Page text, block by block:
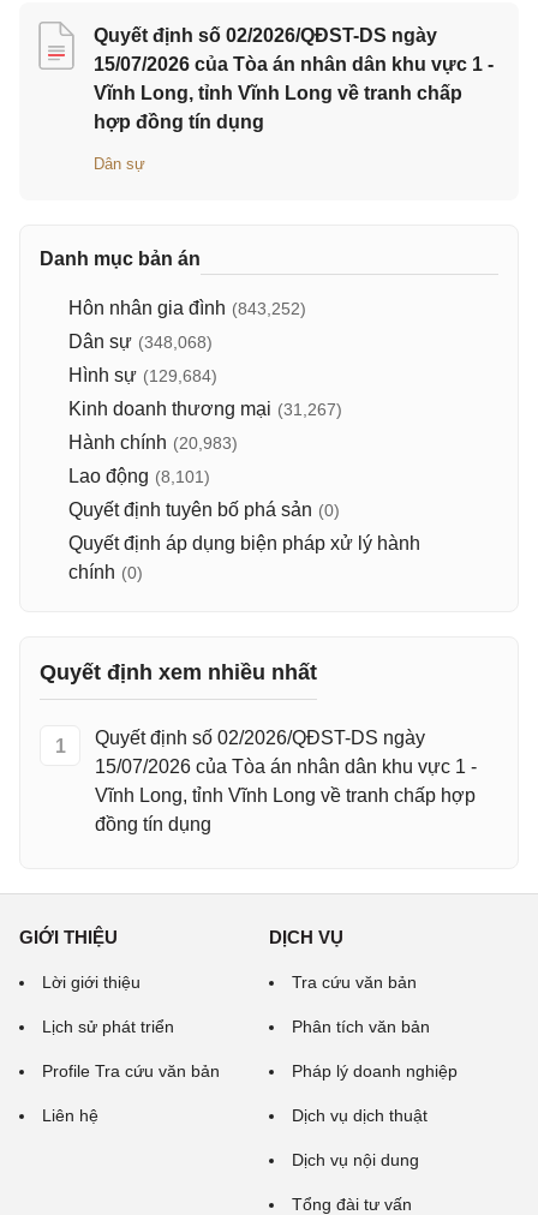
Quyết định số 02/2026/QĐST-DS ngày
15/07/2026 của Tòa án nhân dân khu vực 1 -
Vĩnh Long, tỉnh Vĩnh Long về tranh chấp
hợp đồng tín dụng
Dân sự
Danh mục bản án
Hôn nhân gia đình (843,252)
Dân sự (348,068)
Hình sự (129,684)
Kinh doanh thương mại (31,267)
Hành chính (20,983)
Lao động (8,101)
Quyết định tuyên bố phá sản (0)
Quyết định áp dụng biện pháp xử lý hành
chính (0)
Quyết định xem nhiều nhất
1
Quyết định số 02/2026/QĐST-DS ngày
15/07/2026 của Tòa án nhân dân khu vực 1 -
Vĩnh Long, tỉnh Vĩnh Long về tranh chấp hợp
đồng tín dụng
GIỚI THIỆU
Lời giới thiệu
Lịch sử phát triển
Profile Tra cứu văn bản
Liên hệ
DỊCH VỤ
Tra cứu văn bản
Phân tích văn bản
Pháp lý doanh nghiệp
Dịch vụ dịch thuật
Dịch vụ nội dung
Tổng đài tư vấn